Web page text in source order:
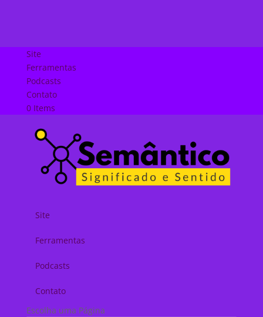
Site
Ferramentas
Podcasts
Contato
0 Items
Site
Ferramentas
Podcasts
Contato
Escolha uma Página